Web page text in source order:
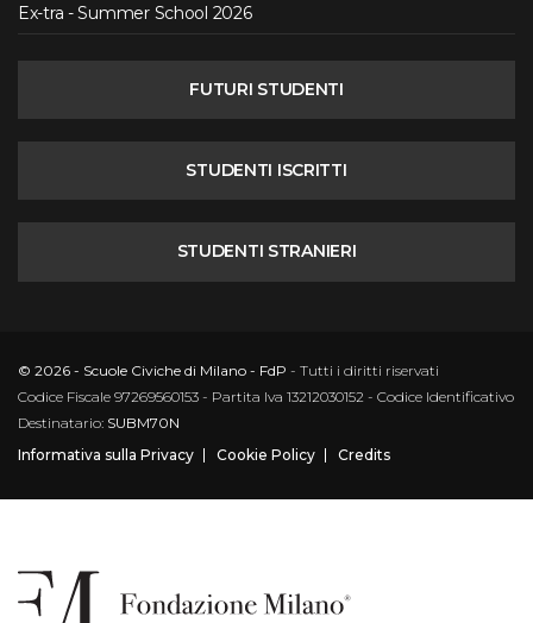
Ex-tra - Summer School 2026
FUTURI STUDENTI
STUDENTI ISCRITTI
STUDENTI STRANIERI
© 2026 - Scuole Civiche di Milano - FdP - Tutti i diritti riservati
Codice Fiscale 97269560153 - Partita Iva 13212030152 - Codice Identificativo
Destinatario: SUBM70N
Informativa sulla Privacy
Cookie Policy Credits